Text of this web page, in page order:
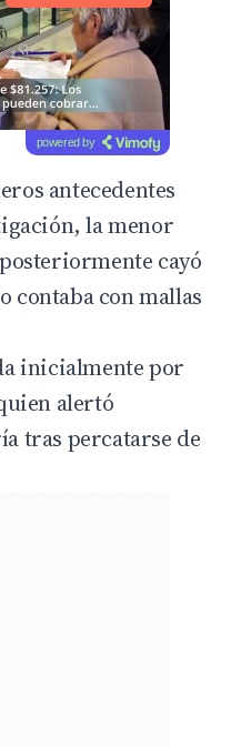
powered by
antecedentes
la menor
cayó
contaba con mallas
inicialmente por
alertó
tras percatarse de